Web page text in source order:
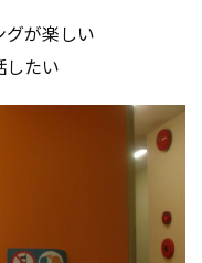
グが楽しい
したい